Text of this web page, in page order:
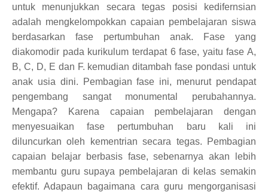
untuk menunjukkan secara tegas posisi kedifernsian
adalah mengkelompokkan capaian pembelajaran siswa
berdasarkan fase pertumbuhan anak. Fase yang
diakomodir pada kurikulum terdapat 6 fase, yaitu fase A,
B, C, D, E dan F. kemudian ditambah fase pondasi untuk
anak usia dini. Pembagian fase ini, menurut pendapat
pengembang sangat monumental perubahannya.
Mengapa? Karena capaian pembelajaran dengan
menyesuaikan fase pertumbuhan baru kali ini
diluncurkan oleh kementrian secara tegas. Pembagian
capaian belajar berbasis fase, sebenarnya akan lebih
membantu guru supaya pembelajaran di kelas semakin
efektif. Adapaun bagaimana cara guru mengorganisasi